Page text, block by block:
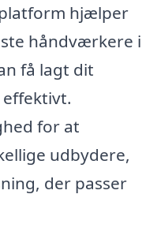
hjælper
håndværkere i
få lagt dit
for at
udbydere,
der passer